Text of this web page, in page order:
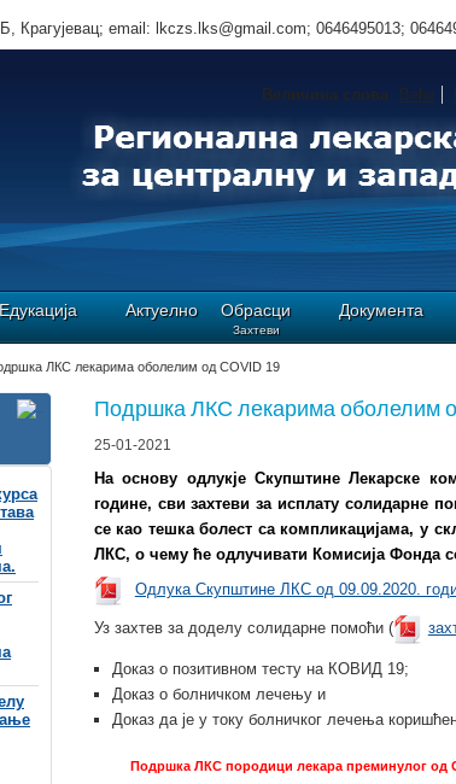
Едукација Актуелно Обрасци
Захтеви
Документа
Крагујевац; email: lkczs.lks@gmail.com; 0646495013;
Величина слова Веће
ЛКС лекарима оболелим од COVID 19
Подршка ЛКС лекарима оболелим
25-01-2021
На основу одлукје Скупштине Лекарске
године, сви захтеви за исплату солидарне
се као тешка болест са компликацијама, у
ЛКС, о чему ће одлучивати Комисија Фонда
Одлука Скупштине ЛКС од 09.09.2020.
Уз захтев за доделу солидарне помоћи (
Доказ о позитивном тесту на КОВИД 19;
Доказ о болничком лечењу и
Доказ да је у току болничког лечења
Подршка ЛКС породици лекара преминулог од